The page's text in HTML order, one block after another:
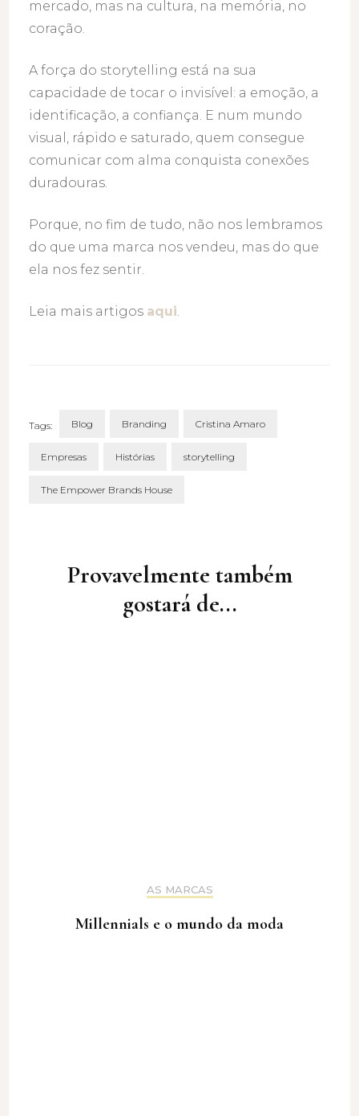
mercado, mas na cultura, na memória, no
coração.
A força do storytelling está na sua
capacidade de tocar o invisível: a emoção, a
identificação, a confiança. E num mundo
visual, rápido e saturado, quem consegue
comunicar com alma conquista conexões
duradouras.
Porque, no fim de tudo, não nos lembramos
do que uma marca nos vendeu, mas do que
ela nos fez sentir.
Leia mais artigos aqui.
Tags: Blog Branding Cristina Amaro
Empresas Histórias storytelling
The Empower Brands House
Provavelmente também
gostará de...
AS MARCAS
Millennials e o mundo da moda